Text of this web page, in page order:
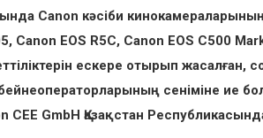
Canon кәсіби
Canon EOS R5C, Canon EOS C500
ескере отырып
сеніміне ие
CEE GmbH Қазақстан